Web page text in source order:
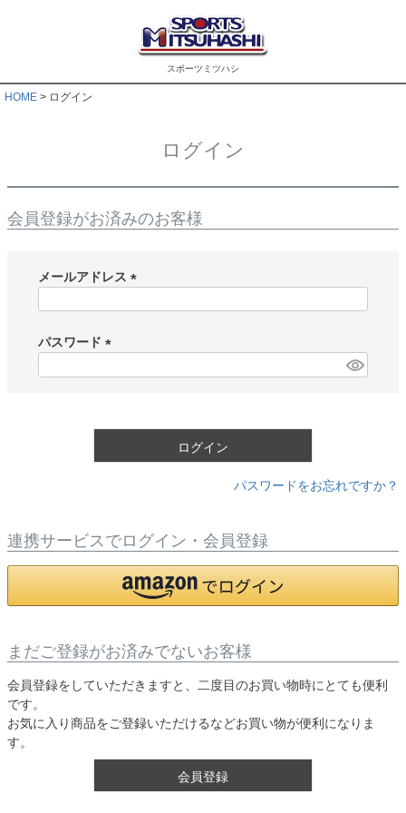
スポーツミツハシ
HOME ログイン
ログイン
会員登録がお済みのお客様
メールアドレス
)
パスワード
ログイン
パスワードをお忘れですか？
連携サービスでログイン・会員登録
まだご登録がお済みでないお客様
会員登録をしていただきますと、二度目のお買い物時にとても便利
です。
お気に入り商品をご登録いただけるなどお買い物が便利になりま
す。
会員登録